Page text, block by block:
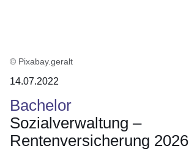
© Pixabay.geralt
14.07.2022
Bachelor
Sozialverwaltung –
Rentenversicherung 2026